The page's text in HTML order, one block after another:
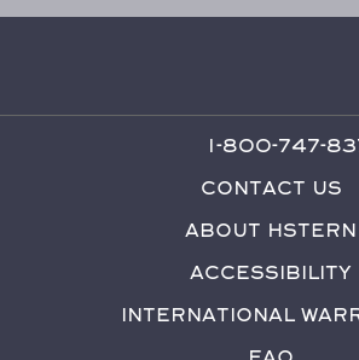
1-800-747-
Contact Us
About HStern
Accessibility
International